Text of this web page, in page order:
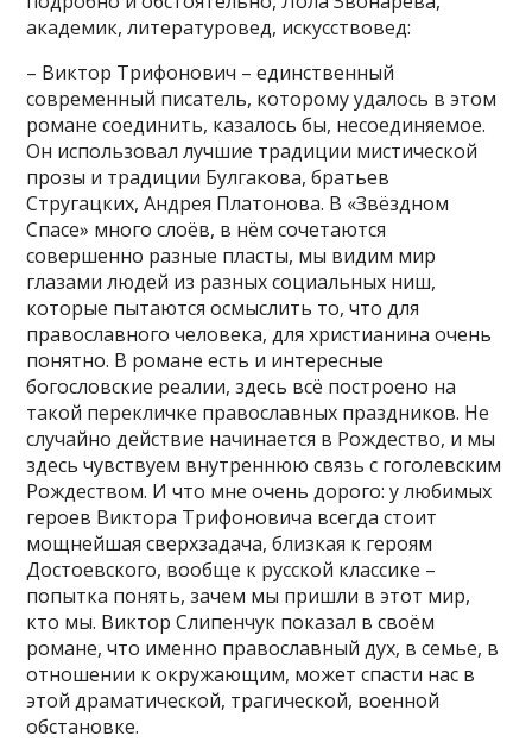
академик, литературовед, искусствовед:
– Виктор Трифонович – единственный
современный писатель, которому удалось в этом
романе соединить, казалось бы, несоединяемое.
Он использовал лучшие традиции мистической
прозы и традиции Булгакова, братьев
Стругацких, Андрея Платонова. В «Звёздном
Спасе» много слоёв, в нём сочетаются
совершенно разные пласты, мы видим мир
глазами людей из разных социальных ниш,
которые пытаются осмыслить то, что для
православного человека, для христианина очень
понятно. В романе есть и интересные
богословские реалии, здесь всё построено на
такой перекличке православных праздников. Не
случайно действие начинается в Рождество, и мы
здесь чувствуем внутреннюю связь с гоголевским
Рождеством. И что мне очень дорого: у любимых
героев Виктора Трифоновича всегда стоит
мощнейшая сверхзадача, близкая к героям
Достоевского, вообще к русской классике –
попытка понять, зачем мы пришли в этот мир,
кто мы. Виктор Слипенчук показал в своём
романе, что именно православный дух, в семье, в
отношении к окружающим, может спасти нас в
этой драматической, трагической, военной
обстановке.